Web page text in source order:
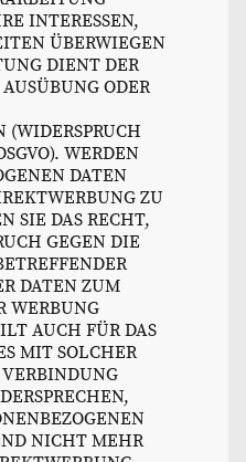
INTERESSEN,
ÜBERWIEGEN
DIENT DER
ODER
(WIDERSPRUCH
WERDEN
DATEN
ZU
SIE DAS RECHT,
GEGEN DIE
DATEN ZUM
WERBUNG
AUCH FÜR DAS
MIT SOLCHER
NICHT MEHR